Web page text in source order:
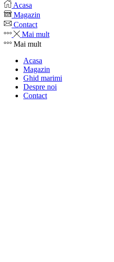
Acasa
Magazin
Contact
Mai mult
Mai mult
Acasa
Magazin
Ghid marimi
Despre noi
Contact